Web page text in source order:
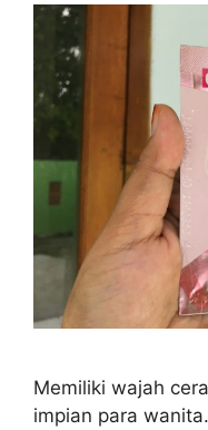
Memiliki wajah
impian para